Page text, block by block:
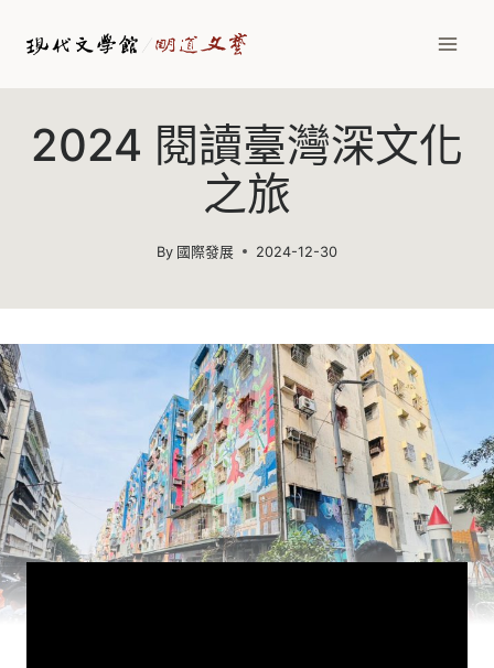
2024 閱讀臺灣深文化
之旅
By 國際發展 2024-12-30